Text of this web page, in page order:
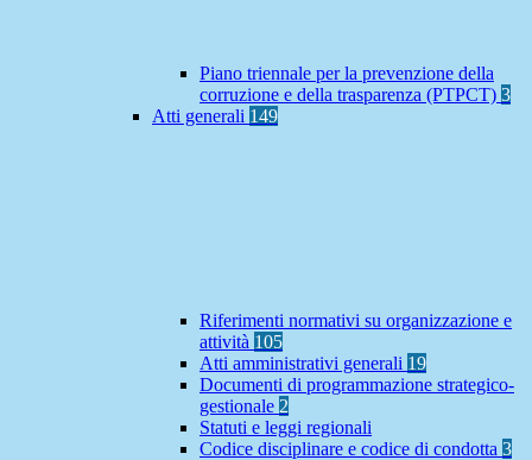
Piano triennale per la prevenzione della
corruzione e della trasparenza (PTPCT) 3
Atti generali 149
Riferimenti normativi su organizzazione e
attività 105
Atti amministrativi generali 19
Documenti di programmazione strategico-
gestionale 2
Statuti e leggi regionali
Codice disciplinare e codice di condotta 3